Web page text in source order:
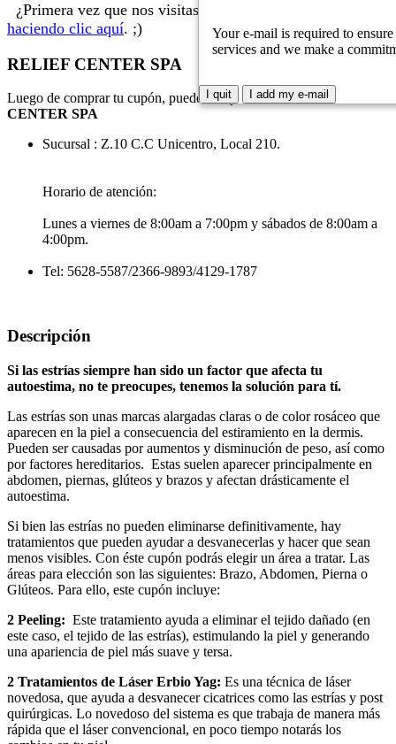
¿Primera vez que nos visitas?
haciendo clic aquí. ;)
RELIEF CENTER SPA
Luego de comprar tu cupón, puedes canjearlo en:RELIEF
CENTER SPA
Sucursal : Z.10 C.C Unicentro, Local 210.
Horario de atención:
Lunes a viernes de 8:00am a 7:00pm y sábados de 8:00am a
4:00pm.
Tel: 5628-5587/2366-9893/4129-1787
Descripción
Si las estrías siempre han sido un factor que afecta tu
autoestima, no te preocupes, tenemos la solución para tí.
Las estrías son unas marcas alargadas claras o de color rosáceo que
aparecen en la piel a consecuencia del estiramiento en la dermis.
Pueden ser causadas por aumentos y disminución de peso, así como
por factores hereditarios. Estas suelen aparecer principalmente en
abdomen, piernas, glúteos y brazos y afectan drásticamente el
autoestima.
Si bien las estrías no pueden eliminarse definitivamente, hay
tratamientos que pueden ayudar a desvanecerlas y hacer que sean
menos visibles. Con éste cupón podrás elegir un área a tratar. Las
áreas para elección son las siguientes: Brazo, Abdomen, Pierna o
Glúteos. Para ello, este cupón incluye:
2 Peeling: Este tratamiento ayuda a eliminar el tejido dañado (en
este caso, el tejido de las estrías), estimulando la piel y generando
una apariencia de piel más suave y tersa.
2 Tratamientos de Láser Erbio Yag: Es una técnica de láser
novedosa, que ayuda a desvanecer cicatrices como las estrías y post
quirúrgicas. Lo novedoso del sistema es que trabaja de manera más
rápida que el láser convencional, en poco tiempo notarás los
Your e-mail is required to
services and we make a
I quit I add my e-mail